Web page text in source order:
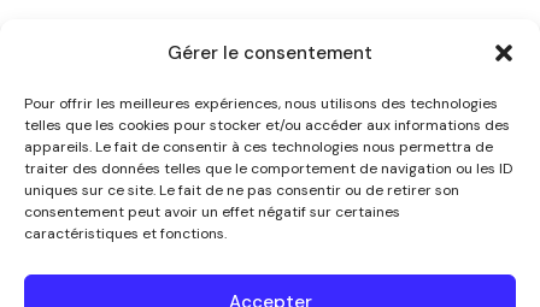
Gérer le consentement
Pour offrir les meilleures expériences, nous utilisons des technologies
telles que les cookies pour stocker et/ou accéder aux informations des
appareils. Le fait de consentir à ces technologies nous permettra de
traiter des données telles que le comportement de navigation ou les ID
uniques sur ce site. Le fait de ne pas consentir ou de retirer son
consentement peut avoir un effet négatif sur certaines
caractéristiques et fonctions.
Accepter
AMILCAR TRAVEL CLUB
CLUB AMILCAR, Club d'affaires international
AGENCE MEDIANE
CONTACT
NOUS CONTACTER